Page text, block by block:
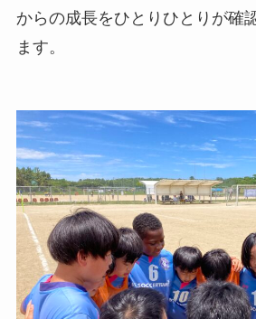
からの成長をひとりひとりが確
ます。